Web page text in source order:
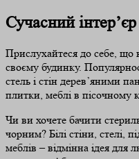
Сучасний
Прислухайтеся до себе, що
своєму будинку.
стель і стін дерев’яними
плитки, меблі в пісочному
Чи ви хочете бачити
чорним? Білі стіни, стелі,
меблів – відмінна ідея для